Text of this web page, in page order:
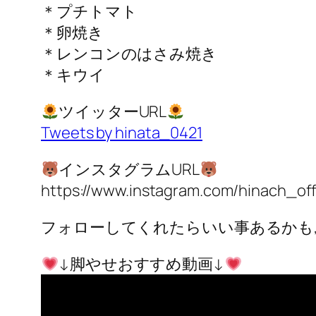
＊プチトマト
＊卵焼き
＊レンコンのはさみ焼き
＊キウイ
ツイッターURL
Tweets by hinata_0421
インスタグラムURL
https://www.instagram.com/
フォローしてくれたらいい事あるかも
↓脚やせおすすめ動画↓